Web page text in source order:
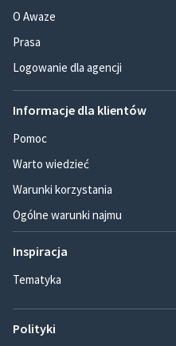
O Awaze
Prasa
Logowanie dla agencji
Informacje dla klientów
Pomoc
Warto wiedzieć
Warunki korzystania
Ogólne warunki najmu
Inspiracja
Tematyka
Polityki